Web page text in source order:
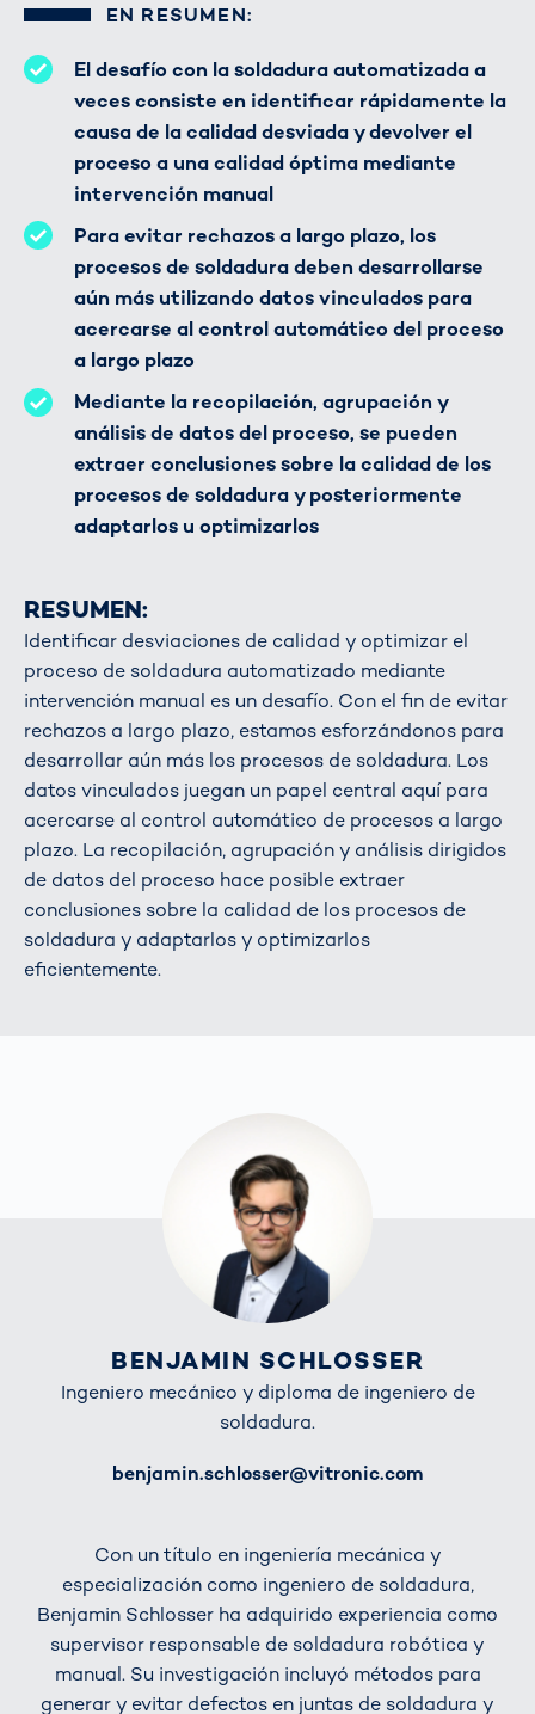
EN RESUMEN:
El desafío con la soldadura automatizada a
veces consiste en identificar rápidamente la
causa de la calidad desviada y devolver el
proceso a una calidad óptima mediante
intervención manual
Para evitar rechazos a largo plazo, los
procesos de soldadura deben desarrollarse
aún más utilizando datos vinculados para
acercarse al control automático del proceso
a largo plazo
Mediante la recopilación, agrupación y
análisis de datos del proceso, se pueden
extraer conclusiones sobre la calidad de los
procesos de soldadura y posteriormente
adaptarlos u optimizarlos
RESUMEN:
Identificar desviaciones de calidad y optimizar el
proceso de soldadura automatizado mediante
intervención manual es un desafío. Con el fin de evitar
rechazos a largo plazo, estamos esforzándonos para
desarrollar aún más los procesos de soldadura. Los
datos vinculados juegan un papel central aquí para
acercarse al control automático de procesos a largo
plazo. La recopilación, agrupación y análisis dirigidos
de datos del proceso hace posible extraer
conclusiones sobre la calidad de los procesos de
soldadura y adaptarlos y optimizarlos
eficientemente.
BENJAMIN SCHLOSSER
Ingeniero mecánico y diploma de ingeniero de
soldadura.
benjamin.schlosser@vitronic.com
Con un título en ingeniería mecánica y
especialización como ingeniero de soldadura,
Benjamin Schlosser ha adquirido experiencia como
supervisor responsable de soldadura robótica y
manual. Su investigación incluyó métodos para
generar y evitar defectos en juntas de soldadura y